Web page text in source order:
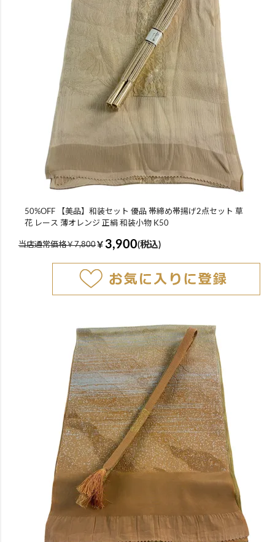
50%OFF 【美品】和装セット 優品 帯締め帯揚げ2点セット 草
花 レース 薄オレンジ 正絹 和装小物 K50
当店通常価格￥7,800￥ 3,900(税込)